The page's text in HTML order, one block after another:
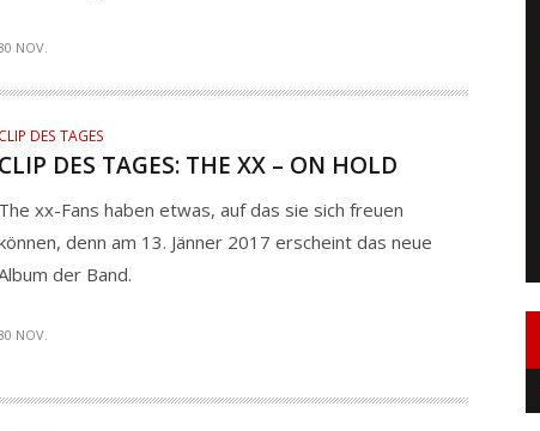
NOV.
DES TAGES
DES TAGES: THE XX – ON HOLD
xx-Fans haben etwas, auf das sie sich freuen
denn am 13. Jänner 2017 erscheint das neue
der Band.
NOV.